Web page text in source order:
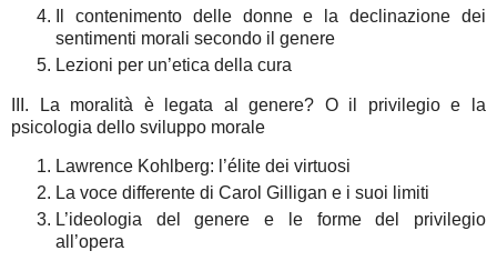
Il contenimento delle donne e la declinazione dei
sentimenti morali secondo il genere
Lezioni per un’etica della cura
III. La moralità è legata al genere? O il privilegio e la
psicologia dello sviluppo morale
Lawrence Kohlberg: l’élite dei virtuosi
La voce differente di Carol Gilligan e i suoi limiti
L’ideologia del genere e le forme del privilegio
all’opera